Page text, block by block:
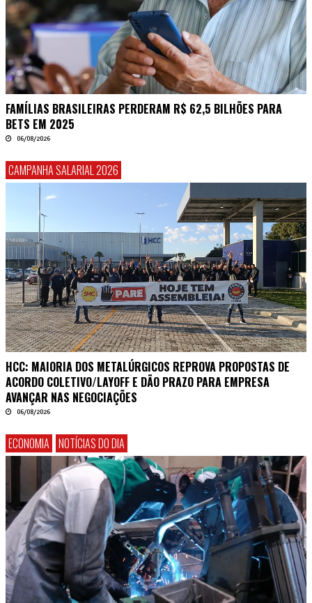
FAMÍLIAS BRASILEIRAS PERDERAM R$ 62,5 BILHÕES PARA
BETS EM 2025
06/08/2026
CAMPANHA SALARIAL 2026
HCC: MAIORIA DOS METALÚRGICOS REPROVA PROPOSTAS DE
ACORDO COLETIVO/LAYOFF E DÃO PRAZO PARA EMPRESA
AVANÇAR NAS NEGOCIAÇÕES
06/08/2026
ECONOMIA NOTÍCIAS DO DIA